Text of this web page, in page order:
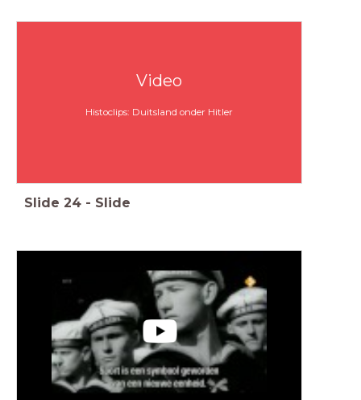
Video
Histoclips: Duitsland onder Hitler
Slide 24 - Slide